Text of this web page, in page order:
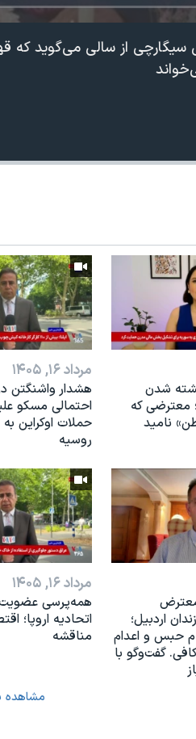
سیگارچی از سالی می‌گوید که
شدن
معترضی که
نامید
مرداد ۱۶, ۱۴۰۵
هشدار واشنگتن
احتمالی مسکو
حملات اوکراین
روسیه
معترض
اردبیل؛
حبس و اعدام
گفت‌وگو با
مرداد ۱۶, ۱۴۰۵
همه‌پرسی عضویت
اتحادیه اروپا؛
مناقشه
مشاهده